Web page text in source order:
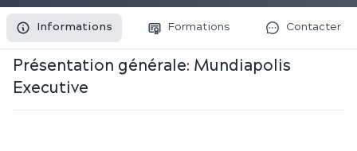
Informations Formations Contacter
Présentation générale: Mundiapolis
Executive